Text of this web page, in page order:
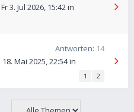
Fr 3. Jul 2026, 15:42in
Antworten: 14
18. Mai 2025, 22:54in
1 2